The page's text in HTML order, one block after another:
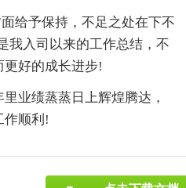
给予保持，不足之处在下不
我入司以来的工作总结，不
更好的成长进步!
业绩蒸蒸日上辉煌腾达，
作顺利!